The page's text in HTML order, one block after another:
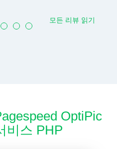
모든 리뷰 읽기
OptiPic
비스 PHP